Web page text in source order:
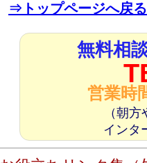
⇒トップページへ戻る
無料相
営業時
（朝
インタ